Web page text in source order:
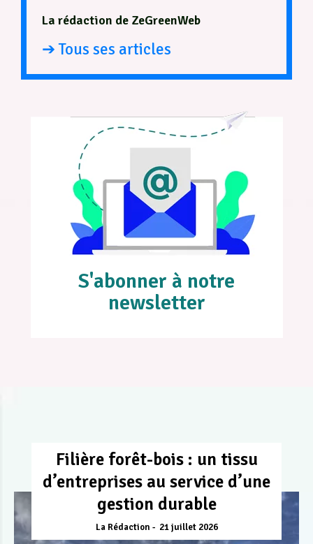
La rédaction de ZeGreenWeb
➔ Tous ses articles
S'abonner à notre
newsletter
Filière forêt-bois : un tissu
d’entreprises au service d’une
gestion durable
La Rédaction 21 juillet 2026